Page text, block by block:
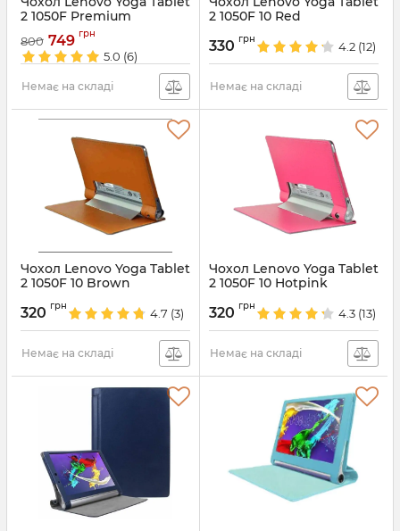
2 1050F Premium
Артикул:830
800 749 грн
5.0 (6)
Немає на складі
2 1050F 10 Red
330 грн
4.2 (12)
Немає на складі
Чохол Lenovo Yoga Tablet
2 1050F 10 Brown
320 грн
4.7 (3)
Немає на складі
Чохол Lenovo Yoga Tablet
2 1050F 10 Hotpink
320 грн
4.3 (13)
Немає на складі